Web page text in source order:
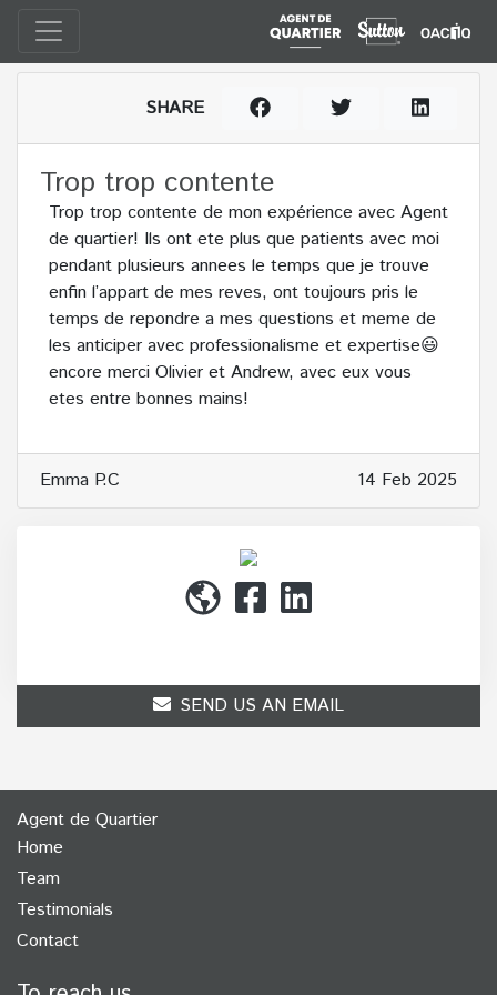
SHARE
Trop trop contente
Trop trop contente de mon expérience avec Agent
de quartier! Ils ont ete plus que patients avec moi
pendant plusieurs annees le temps que je trouve
enfin l’appart de mes reves, ont toujours pris le
temps de repondre a mes questions et meme de
les anticiper avec professionalisme et expertise😃
encore merci Olivier et Andrew, avec eux vous
etes entre bonnes mains!
Emma P.C 14 Feb 2025
SEND US AN EMAIL
Agent de Quartier
Home
Team
Testimonials
Contact